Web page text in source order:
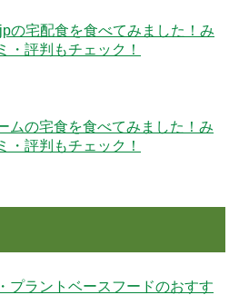
の宅配食を食べてみました！み
・評判もチェック！
ムの宅食を食べてみました！み
・評判もチェック！
プラントベースフードのおすす